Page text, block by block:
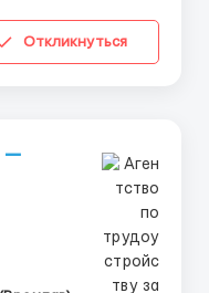
Откликнуться
—